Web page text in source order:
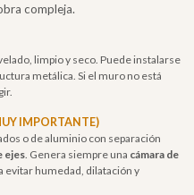
compleja.
limpio y seco. Puede instalarse
metálica. Si el muro no está
IMPORTANTE)
o de aluminio con separación
ejes. Genera siempre una cámara de
evitar humedad, dilatación y